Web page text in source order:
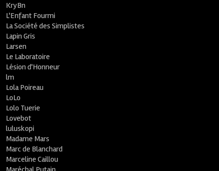
KryBn
L'Enfant Fourmi
La Société des Simplistes
Lapin Gris
Larsen
Le Laboratoire
Lésion d'Honneur
lm
Lola Poireau
LoLo
Lolo Tuerie
Lovebot
luluskopi
Madame Mars
Marc de Blanchard
Marceline Caillou